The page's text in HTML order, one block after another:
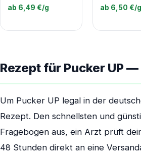
ab 6,49 €/g ab 6,50 €/g
Rezept für Pucker UP
Um Pucker UP legal in der
Rezept. Den schnellsten und
Fragebogen aus, ein Arzt prüft
48 Stunden direkt an eine